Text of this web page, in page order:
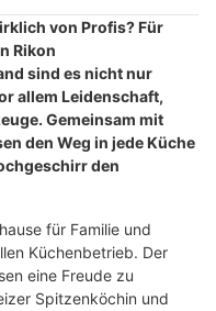
von Profis? Für
Rikon
sind es nicht nur
allem Leidenschaft,
Gemeinsam mit
den Weg in jede Küche
den
für Familie und
Küchenbetrieb. Der
eine Freude zu
Spitzenköchin und